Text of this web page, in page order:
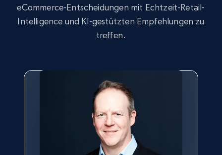
more.
202+ Jetzt anfangen
Google Shopping - collects products from
eCommerce-Entscheidungen mit Echtzeit-Retail-
Intelligence und KI-gestützten Empfehlungen zu
treffen.